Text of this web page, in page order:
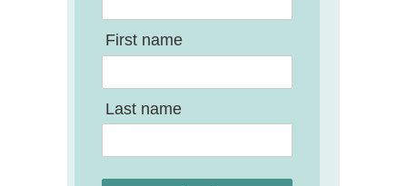
First name
Last name